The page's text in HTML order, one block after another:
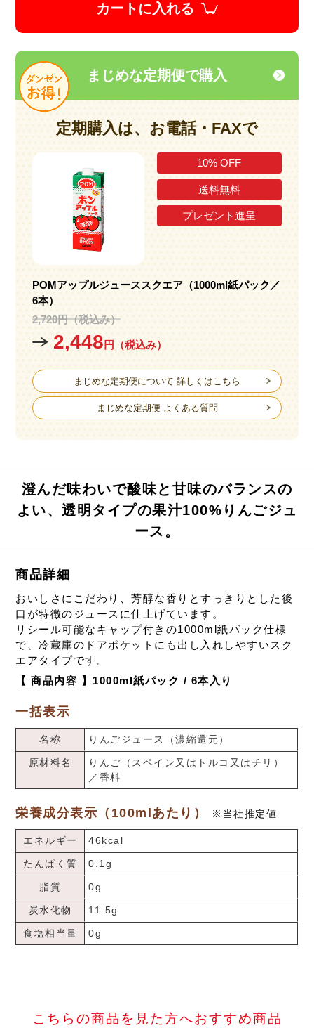
カートに入れる
まじめな定期便で購入
定期購入は、お電話・FAXで
10% OFF
送料無料
プレゼント進呈
POMアップルジューススクエア（1000ml紙パック／
6本）
2,720円（税込み）
2,448円（税込み）
まじめな定期便について 詳しくはこちら
まじめな定期便 よくある質問
澄んだ味わいで酸味と甘味のバランスの
よい、透明タイプの果汁100%りんごジュ
ース。
商品詳細
おいしさにこだわり、芳醇な香りとすっきりとした後
口が特徴のジュースに仕上げています。
リシール可能なキャップ付きの1000ml紙パック仕様
で、冷蔵庫のドアポケットにも出し入れしやすいスク
エアタイプです。
【 商品内容 】1000ml紙パック / 6本入り
一括表示
名称 りんごジュース（濃縮還元）
原材料名
りんご（スペイン又はトルコ又はチリ）
／香料
栄養成分表示（100mlあたり） ※当社推定値
エネルギー 46kcal
たんぱく質 0.1g
脂質 0g
炭水化物 11.5g
食塩相当量 0g
こちらの商品を見た方へおすすめ商品